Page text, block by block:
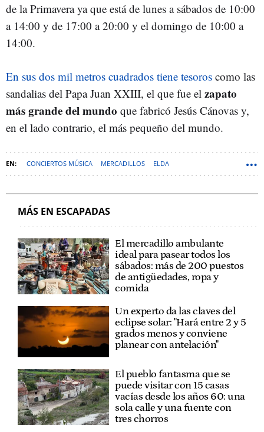
de la Primavera ya que está de lunes a sábados de 10:00
a 14:00 y de 17:00 a 20:00 y el domingo de 10:00 a
14:00.
En sus dos mil metros cuadrados tiene tesoros como las
sandalias del Papa Juan XXIII, el que fue el zapato
más grande del mundo que fabricó Jesús Cánovas y,
en el lado contrario, el más pequeño del mundo.
CONCIERTOS MÚSICA MERCADILLOS ELDA
MÁS EN ESCAPADAS
El mercadillo ambulante
ideal para pasear todos los
sábados: más de 200 puestos
de antigüedades, ropa y
comida
Un experto da las claves del
eclipse solar: "Hará entre 2 y 5
grados menos y conviene
planear con antelación"
El pueblo fantasma que se
puede visitar con 15 casas
vacías desde los años 60: una
sola calle y una fuente con
tres chorros